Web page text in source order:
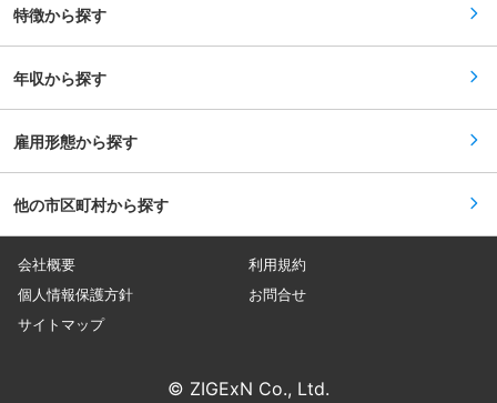
物心ともに豊かな 生活を築き上げられるよう掲げ
ています。 昭和51年の創業以来、事業においては
土木資材の販売や法面保護工事、交通安全施設工
公共事業を中心に展開しております。さらに近年
特徴から探す
年収から探す
雇用形態から探す
他の市区町村から探す
会社概要
利用規約
個人情報保護方針
お問合せ
サイトマップ
© ZIGExN Co., Ltd.